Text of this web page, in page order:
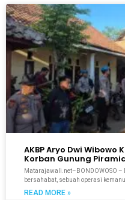
AKBP Aryo Dwi Wibowo
Korban Gunung
Matarajawali.net–BONDOWOSO –
bersahabat, sebuah operasi
READ MORE »